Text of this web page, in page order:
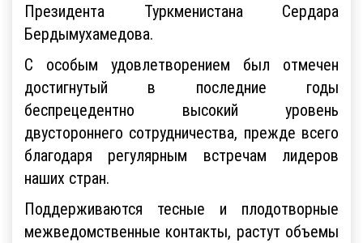
Президента Туркменистана Сердара
Бердымухамедова.
С особым удовлетворением был отмечен
достигнутый в последние годы
беспрецедентно высокий уровень
двустороннего сотрудничества, прежде всего
благодаря регулярным встречам лидеров
наших стран.
Поддерживаются тесные и плодотворные
межведомственные контакты, растут объемы